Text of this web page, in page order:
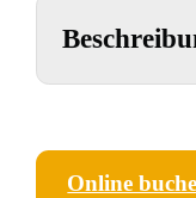
Online